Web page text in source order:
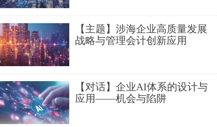
【主题】涉海企业高质量发展
战略与管理会计创新应用
【对话】企业AI体系的设计与
应用——机会与陷阱